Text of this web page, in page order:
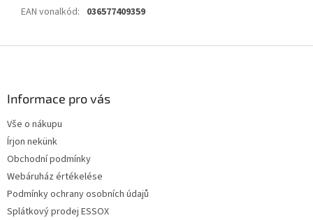
EAN vonalkód: 036577409359
Informace pro vás
Vše o nákupu
Írjon nekünk
Obchodní podmínky
Webáruház értékelése
Podmínky ochrany osobních údajů
Splátkový prodej ESSOX